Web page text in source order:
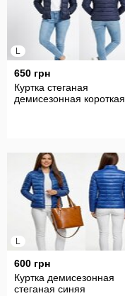
L
650 грн
Куртка стеганая
демисезонная короткая
L
600 грн
Куртка демисезонная
стеганая синяя